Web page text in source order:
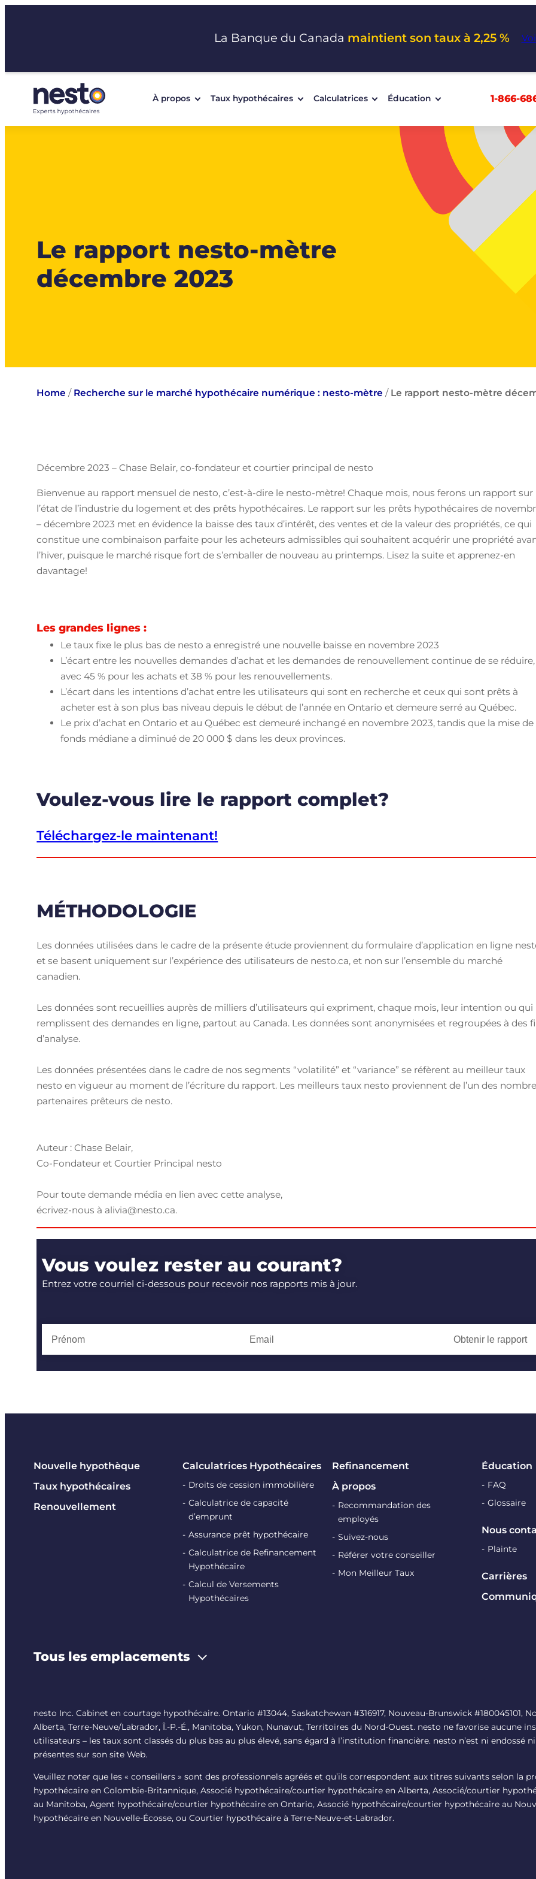
La Banque du Canada maintient son taux à 2,25 %
À propos Taux hypothécaires Calculatrices Éducation 1-866-
Le rapport nesto-mètre
décembre 2023
Home / Recherche sur le marché hypothécaire numérique : nesto-mètre / Le rapport nesto-mètre
Décembre 2023 – Chase Belair, co-fondateur et courtier principal de nesto
Bienvenue au rapport mensuel de nesto, c’est-à-dire le nesto-mètre! Chaque mois, nous ferons un rapport sur
l’état de l’industrie du logement et des prêts hypothécaires. Le rapport sur les prêts hypothécaires de
– décembre 2023 met en évidence la baisse des taux d’intérêt, des ventes et de la valeur des propriétés, ce qui
constitue une combinaison parfaite pour les acheteurs admissibles qui souhaitent acquérir une propriété
l’hiver, puisque le marché risque fort de s’emballer de nouveau au printemps. Lisez la suite et apprenez-en
davantage!
Les grandes lignes :
Le taux fixe le plus bas de nesto a enregistré une nouvelle baisse en novembre 2023
L’écart entre les nouvelles demandes d’achat et les demandes de renouvellement continue de se réduire,
avec 45 % pour les achats et 38 % pour les renouvellements.
L’écart dans les intentions d’achat entre les utilisateurs qui sont en recherche et ceux qui sont prêts à
acheter est à son plus bas niveau depuis le début de l’année en Ontario et demeure serré au Québec.
Le prix d’achat en Ontario et au Québec est demeuré inchangé en novembre 2023, tandis que la mise de
fonds médiane a diminué de 20 000 $ dans les deux provinces.
Voulez-vous lire le rapport complet?
Téléchargez-le maintenant!
MÉTHODOLOGIE
Les données utilisées dans le cadre de la présente étude proviennent du formulaire d’application en ligne
et se basent uniquement sur l’expérience des utilisateurs de nesto.ca, et non sur l’ensemble du marché
canadien.
Les données sont recueillies auprès de milliers d’utilisateurs qui expriment, chaque mois, leur intention ou qui
remplissent des demandes en ligne, partout au Canada. Les données sont anonymisées et regroupées à des
d’analyse.
Les données présentées dans le cadre de nos segments “volatilité” et “variance” se réfèrent au meilleur taux
nesto en vigueur au moment de l’écriture du rapport. Les meilleurs taux nesto proviennent de l’un des
partenaires prêteurs de nesto.
Auteur : Chase Belair,
Co-Fondateur et Courtier Principal nesto
Pour toute demande média en lien avec cette analyse,
écrivez-nous à alivia@nesto.ca.
Vous voulez rester au courant?
Entrez votre courriel ci-dessous pour recevoir nos rapports mis à jour.
Obtenir le rapport
Nouvelle hypothèque
Taux hypothécaires
Renouvellement
Calculatrices Hypothécaires
Droits de cession immobilière
Calculatrice de capacité
d’emprunt
Assurance prêt hypothécaire
Calculatrice de Refinancement
Hypothécaire
Calcul de Versements
Hypothécaires
Refinancement
À propos
Recommandation des
employés
Suivez-nous
Référer votre conseiller
Mon Meilleur Taux
Éducation
FAQ
Glossaire
Nous
Plainte
Carrières
Tous les emplacements
nesto Inc. Cabinet en courtage hypothécaire. Ontario #13044, Saskatchewan #316917, Nouveau-Brunswick #180045101,
Alberta, Terre-Neuve/Labrador, Î.-P.-É., Manitoba, Yukon, Nunavut, Territoires du Nord-Ouest. nesto ne favorise aucune
utilisateurs – les taux sont classés du plus bas au plus élevé, sans égard à l’institution financière. nesto n’est ni
présentes sur son site Web.
Veuillez noter que les « conseillers » sont des professionnels agréés et qu’ils correspondent aux titres suivants selon la
hypothécaire en Colombie-Britannique, Associé hypothécaire/courtier hypothécaire en Alberta, Associé/courtier
au Manitoba, Agent hypothécaire/courtier hypothécaire en Ontario, Associé hypothécaire/courtier hypothécaire au
hypothécaire en Nouvelle-Écosse, ou Courtier hypothécaire à Terre-Neuve-et-Labrador.